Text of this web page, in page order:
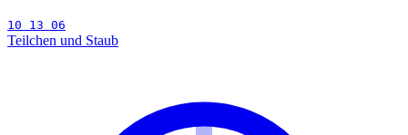
10 13 06
Teilchen und Staub